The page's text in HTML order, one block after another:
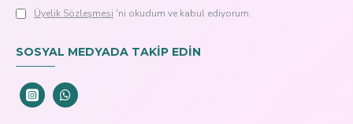
Üyelik Sözleşmesi 'ni okudum ve kabul ediyorum.
SOSYAL MEDYADA TAKİP EDİN